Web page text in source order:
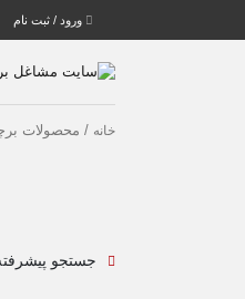
ورود / ثبت نام
خانه / محصولات
جستجو